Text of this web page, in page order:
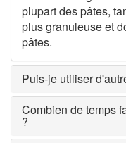
plupart des pâtes,
plus granuleuse et
pâtes.
Puis-je utiliser
Combien de temps
?